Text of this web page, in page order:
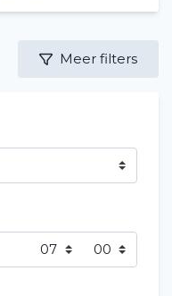
Meer filters